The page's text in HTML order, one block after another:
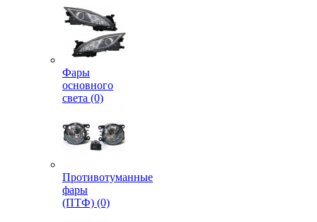
Фары
основного
света (0)
Противотуманные
фары
(ПТФ) (0)